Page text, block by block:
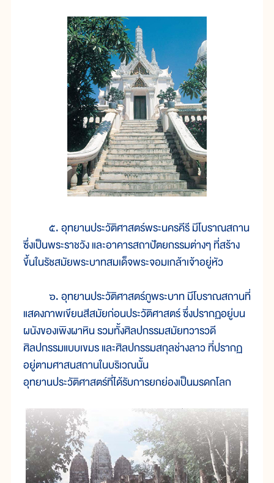
๕. อุทยานประวัติศาสตร์พระนครคีรี มีโบราณสถาน
ซึ่งเป็นพระราชวัง และอาคารสถาปัตยกรรมต่างๆ ที่สร้าง
ขึ้นในรัชสมัยพระบาทสมเด็จพระจอมเกล้าเจ้าอยู่หัว
๖. อุทยานประวัติศาสตร์ภูพระบาท มีโบราณสถานที่
แสดงภาพเขียนสีสมัยก่อนประวัติศาสตร์ ซึ่งปรากฏอยู่บน
ผนังของเพิงผาหิน รวมทั้งศิลปกรรมสมัยทวารวดี
ศิลปกรรมแบบเขมร และศิลปกรรมสกุลช่างลาว ที่ปรากฏ
อยู่ตามศาสนสถานในบริเวณนั้น
อุทยานประวัติศาสตร์ที่ได้รับการยกย่องเป็นมรดกโลก